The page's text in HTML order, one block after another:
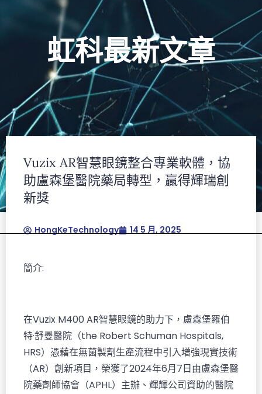
虹科最新文章
Vuzix AR智慧眼鏡整合專業軟體，協
助盧森堡醫院藥局轉型，贏得輝瑞創
新獎
HongKeTechnology 14 5 月, 2025
簡介:
在Vuzix M400 AR智慧眼鏡的助力下，盧森堡羅伯
特·舒曼醫院（the Robert Schuman Hospitals,
HRS）憑藉在無菌製劑生產流程中引入增強現實技術
（AR）創新項目，榮獲了2024年6月7日由盧森堡醫
院藥劑師協會（APHL）主辦、輝輝公司資助的醫院